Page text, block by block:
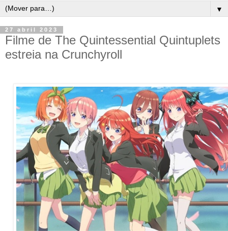
▼
27 abril 2023
Filme de The Quintessential Quintuplets
estreia na Crunchyroll